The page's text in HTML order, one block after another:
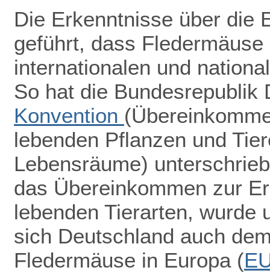
Die Erkenntnisse über die
geführt, dass
internationalen und
So hat die
Konvention
lebenden Pflanzen und
Lebensräume)
das Übereinkommen zur
lebenden Tierarten, wurde
sich Deutschland auch
Fledermäuse in Europa (